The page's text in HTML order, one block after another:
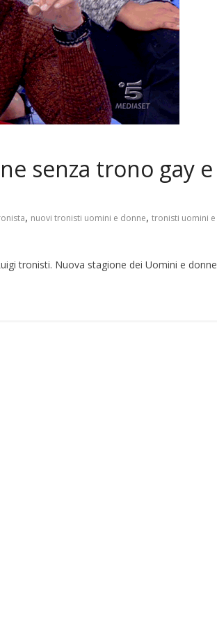
senza trono gay e
, nuovi tronisti uomini e donne, tronisti uomini e
tronisti. Nuova stagione dei Uomini e donne